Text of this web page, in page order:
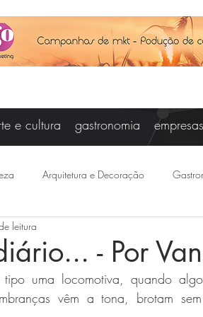
e cultura gastronomia
Arquitetura e Decoração
Vanessa Campos
Felipe Saraiva Agenda
- Por
leitura
uma locomotiva, quando
vêm a tona, brotam